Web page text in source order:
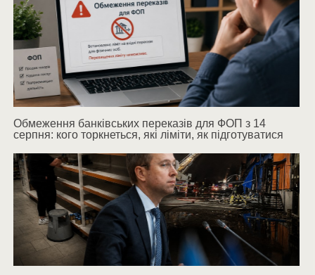
Обмеження банківських переказів для ФОП з 14
серпня: кого торкнеться, які ліміти, як підготуватися